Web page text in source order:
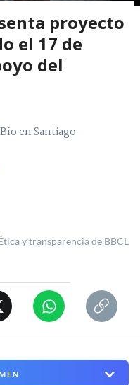
proyecto
el 17 de
del
en Santiago
y transparencia de BBCL